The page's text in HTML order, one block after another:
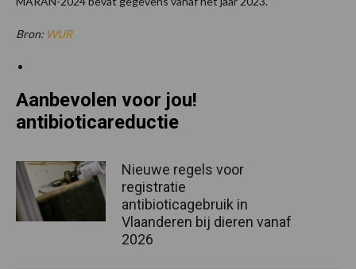
Bron: WUR
Aanbevolen voor jou!
antibioticareductie
Nieuwe regels voor
registratie
antibioticagebruik in
Vlaanderen bij dieren vanaf
2026